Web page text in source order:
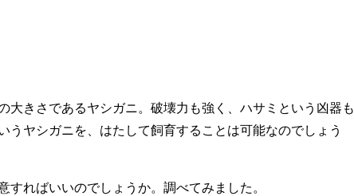
大きさであるヤシガニ。破壊力も強く、ハサミという凶器も
うヤシガニを、はたして飼育することは可能なのでしょう
すればいいのでしょうか。調べてみました。